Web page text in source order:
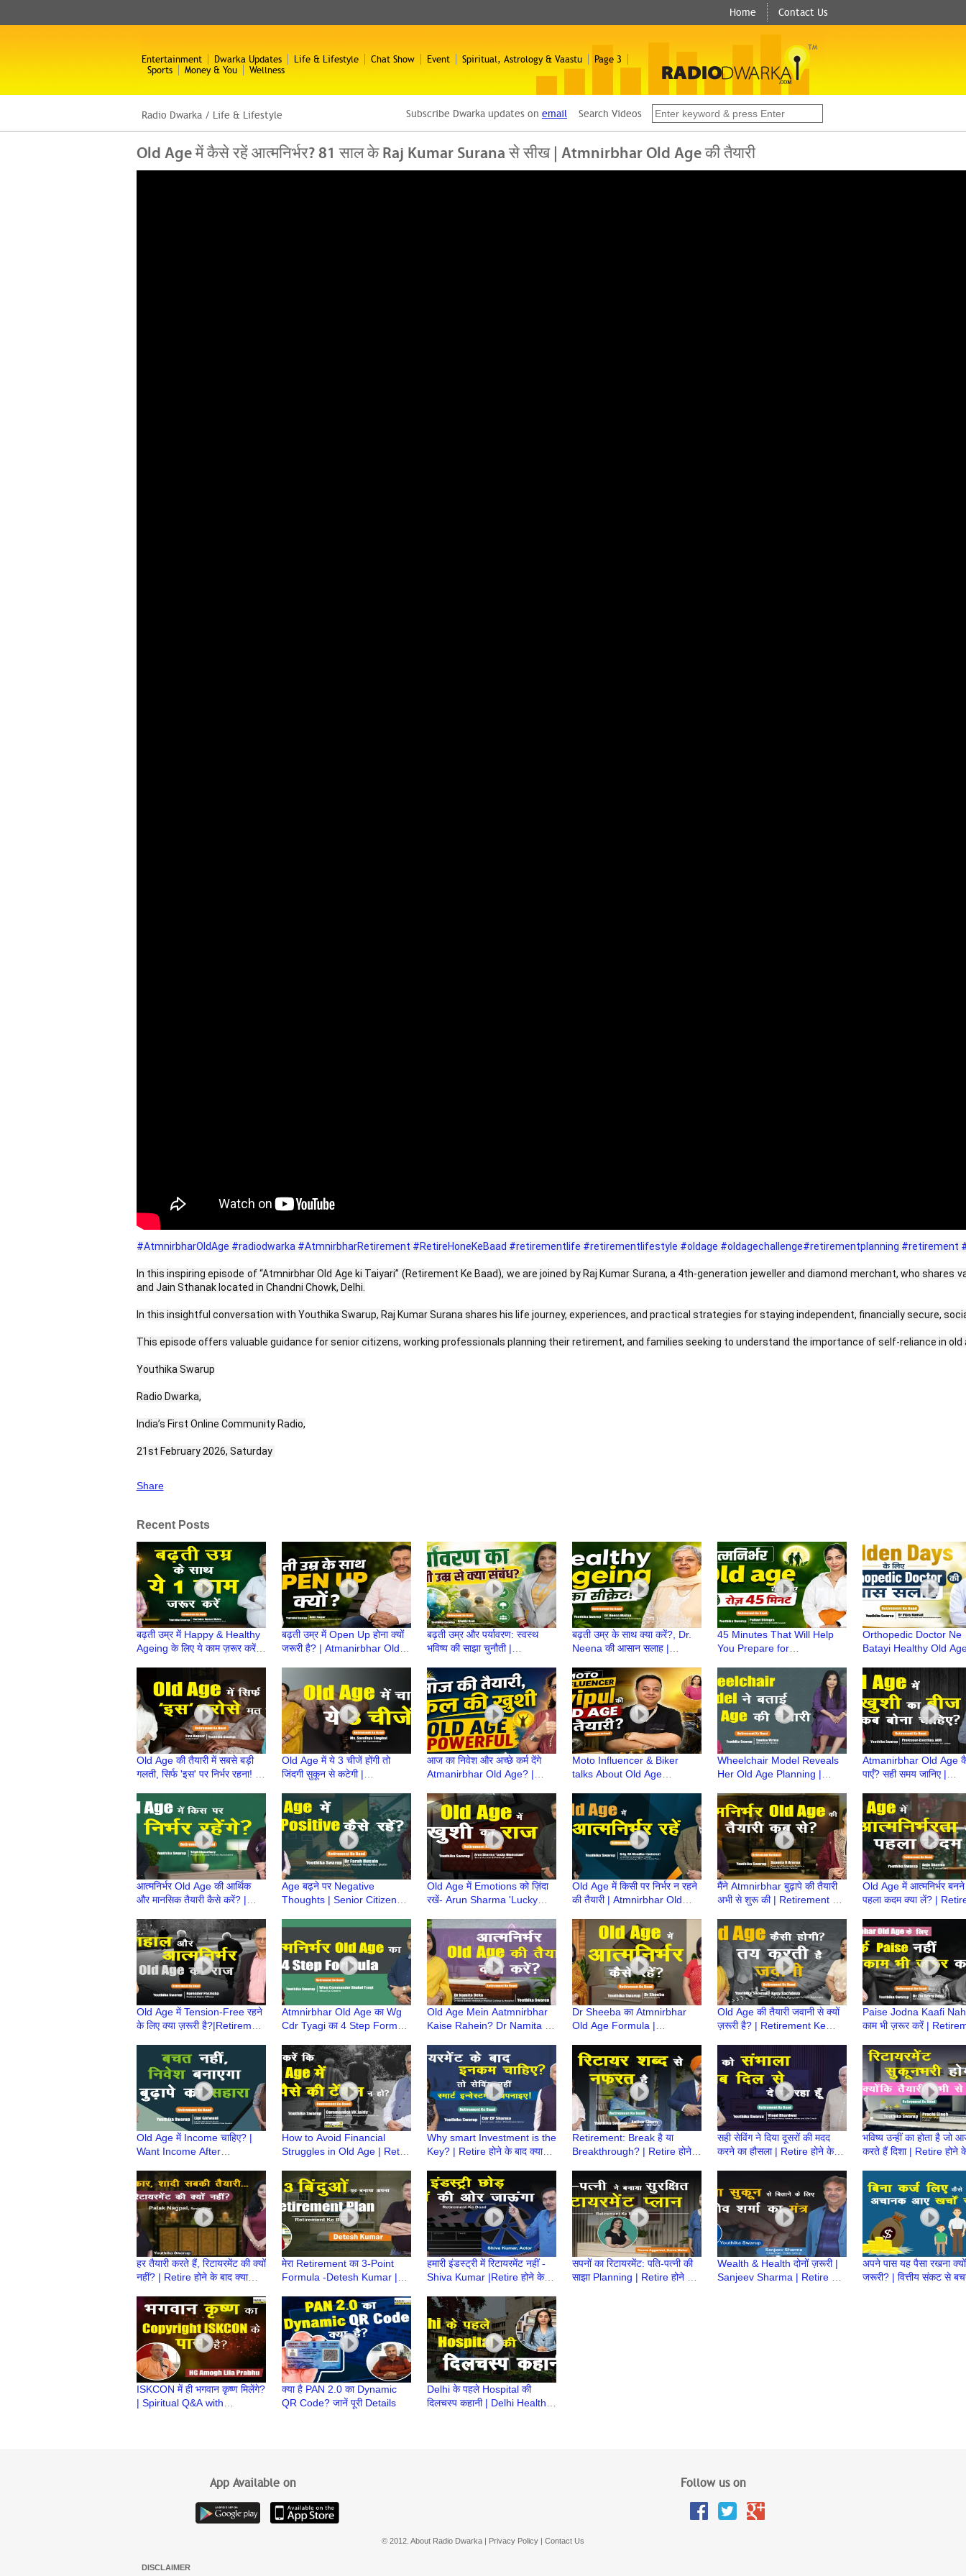
Home Contact Us
Entertainment Dwarka Updates Life & Lifestyle Chat Show Event Spiritual, Astrology & Vaastu
Page 3
Sports
Money & You Wellness
TM
Radio Dwarka / Life & Lifestyle Subscribe Dwarka updates on email Search Videos
Old Age में कैसे रहें आत्मनिर्भर? 81 साल के Raj Kumar Surana से सीख | Atmnirbhar Old Age की तैयारी
#AtmnirbharOldAge #radiodwarka #AtmnirbharRetirement #RetireHoneKeBaad #retirementlife #retirementlifestyle #oldage #oldagechallenge#retirementplanning #retirement
In this inspiring episode of “Atmnirbhar Old Age ki Taiyari” (Retirement Ke Baad), we are joined by Raj Kumar Surana, a 4th-generation jeweller and diamond merchant, who
and Jain Sthanak located in Chandni Chowk, Delhi.
In this insightful conversation with Youthika Swarup, Raj Kumar Surana shares his life journey, experiences, and practical strategies for staying independent, financially secure,
This episode offers valuable guidance for senior citizens, working professionals planning their retirement, and families seeking to understand the importance of self-reliance in
Youthika Swarup
Radio Dwarka,
India’s First Online Community Radio,
21st February 2026, Saturday
Share
Recent Posts
बढ़ती उम्र में Happy & Healthy
Ageing के लिए ये काम ज़रूर करें! |
बढ़ती उम्र में Open Up होना क्यों
जरूरी है? | Atmanirbhar Old
बढ़ती उम्र और पर्यावरण: स्वस्थ
भविष्य की साझा चुनौती |
Retirement life
बढ़ती उम्र के साथ क्या करें?, Dr.
Neena की आसान सलाह |
Retirement life
45 Minutes That Will Help
You Prepare for
Retirehone ke Baad |
Retirement life
Orthopedic Doctor Ne
Batayi Healthy Old
की तैयारी |Retirement life
Old Age की तैयारी में सबसे बड़ी
गलती, सिर्फ 'इस' पर निर्भर रहना! |
Old Age में ये 3 चीजें होंगी तो
जिंदगी सुकून से कटेगी |
Retirement Ke Baad
आज का निवेश और अच्छे कर्म देंगे
Atmanirbhar Old Age? |
| Retirement Ke Baad
Moto Influencer & Biker
talks About Old Age
Age की तैयारी | Retirement Ke
Baad
Wheelchair Model Reveals
Her Old Age Planning |
| Retirement Ke Baad
Atmanirbhar Old Age
पाएँ? सही समय जानिए |
| Retirement Ke Baad
आत्मनिर्भर Old Age की आर्थिक
और मानसिक तैयारी कैसे करें? |
Age बढ़ने पर Negative
Thoughts | Senior Citizens |
| Retirement Ke Baad
Old Age में Emotions को ज़िंदा
रखें- Arun Sharma 'Lucky
Age की तैयारी
Old Age में किसी पर निर्भर न रहने
की तैयारी | Atmnirbhar Old
Baad
मैंने Atmnirbhar बुढ़ापे की तैयारी
अभी से शुरू की | Retirement Ke
की तैयारी
Old Age में आत्मनिर्भर
पहला कदम क्या लें? |
Age की तैयारी
Old Age में Tension-Free रहने
के लिए क्या ज़रूरी है?|Retirement
Age की तैयारी
Atmnirbhar Old Age का Wg
Cdr Tyagi का 4 Step Formula
Atmnirbhar Old Age की तैयारी
Old Age Mein Aatmnirbhar
Kaise Rahein? Dr Namita |
Atmnirbhar Old Age की तैयारी
Dr Sheeba का Atmnirbhar
Old Age Formula |
Atmnirbhar Old Age की तैयारी
Old Age की तैयारी जवानी से क्यों
ज़रूरी है? | Retirement Ke
Paise Jodna Kaafi
काम भी ज़रूर करें |
Age की तैयारी
Old Age में Income चाहिए? |
Want Income After
बाद क्या? | Retirement Ke
Baad
How to Avoid Financial
Struggles in Old Age | Retire
Ke Baad
Why smart Investment is the
Key? | Retire होने के बाद क्या? |
Retirement: Break है या
Breakthrough? | Retire होने के
सही सेविंग ने दिया दूसरों की मदद
करने का हौसला | Retire होने के
भविष्य उन्हीं का होता है जो
करते हैं दिशा | Retire होने
हर तैयारी करते हैं, रिटायरमेंट की क्यों
नहीं? | Retire होने के बाद क्या
मेरा Retirement का 3-Point
Formula -Detesh Kumar |
Retirement Ke Baad
हमारी इंडस्ट्री में रिटायरमेंट नहीं -
Shiva Kumar |Retire होने के
Baad
सपनों का रिटायरमेंट: पति-पत्नी की
साझा Planning | Retire होने के
Wealth & Health दोनों ज़रूरी |
Sanjeev Sharma | Retire होने
अपने पास यह पैसा रखना क्यों
जरूरी? | वित्तीय संकट से
ISKCON में ही भगवान कृष्ण मिलेंगे?
| Spiritual Q&A with
क्या है PAN 2.0 का Dynamic
QR Code? जानें पूरी Details
Delhi के पहले Hospital की
दिलचस्प कहानी | Delhi Health
App Available on Follow us on
© 2012. About Radio Dwarka | Privacy Policy | Contact Us
DISCLAIMER